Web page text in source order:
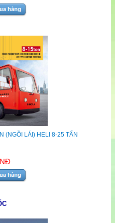
(NGỒI LÁI) HELI 8-25 TẤN